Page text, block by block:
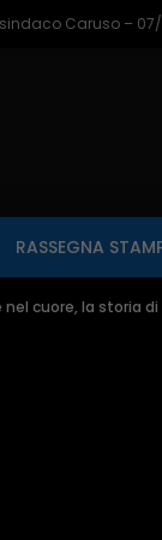
RASSEGNA
SALUTE AI RAGGI X
SALUTE AI
– 22/06/2026
cuore, la storia